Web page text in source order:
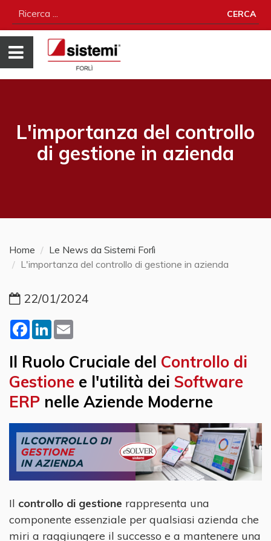
CERCA
L'importanza del controllo
di gestione in azienda
Home
Le News da Sistemi Forlì
L'importanza del controllo di gestione in azienda
22/01/2024
Facebook
LinkedIn
Il Ruolo Cruciale del Controllo di
Gestione e l'utilità dei Software
ERP nelle Aziende Moderne
Il controllo di gestione rappresenta una
componente essenziale per qualsiasi azienda che
miri a raggiungere il successo e a mantenere una